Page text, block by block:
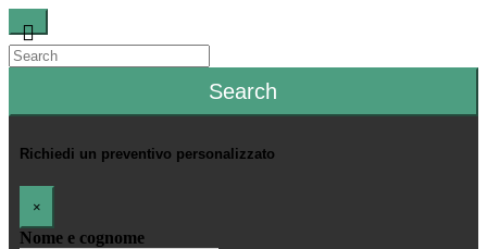
Search
Richiedi un preventivo personalizzato
×
Nome e cognome